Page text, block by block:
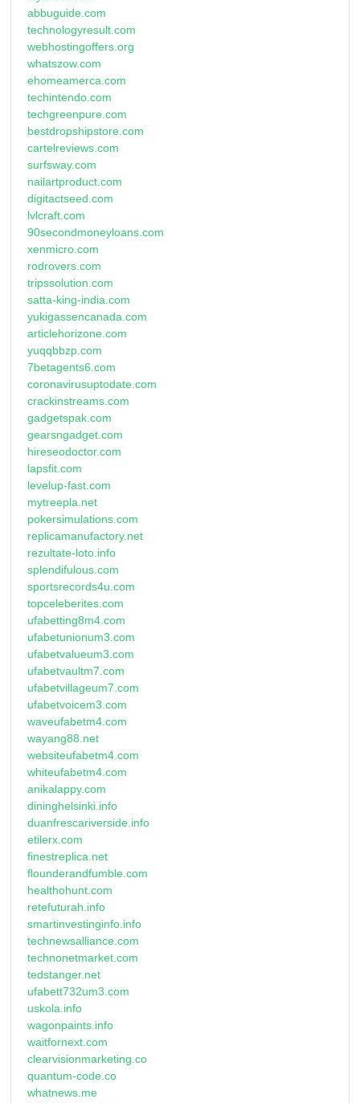
abbuguide.com
technologyresult.com
webhostingoffers.org
whatszow.com
ehomeamerca.com
techintendo.com
techgreenpure.com
bestdropshipstore.com
cartelreviews.com
surfsway.com
nailartproduct.com
digitactseed.com
lvlcraft.com
90secondmoneyloans.com
xenmicro.com
rodrovers.com
tripssolution.com
satta-king-india.com
yukigassencanada.com
articlehorizone.com
yuqqbbzp.com
7betagents6.com
coronavirusuptodate.com
crackinstreams.com
gadgetspak.com
gearsngadget.com
hireseodoctor.com
lapsfit.com
levelup-fast.com
mytreepla.net
pokersimulations.com
replicamanufactory.net
rezultate-loto.info
splendifulous.com
sportsrecords4u.com
topceleberites.com
ufabetting8m4.com
ufabetunionum3.com
ufabetvalueum3.com
ufabetvaultm7.com
ufabetvillageum7.com
ufabetvoicem3.com
waveufabetm4.com
wayang88.net
websiteufabetm4.com
whiteufabetm4.com
anikalappy.com
dininghelsinki.info
duanfrescariverside.info
etilerx.com
finestreplica.net
flounderandfumble.com
healthohunt.com
retefuturah.info
smartinvestinginfo.info
technewsalliance.com
technonetmarket.com
tedstanger.net
ufabett732um3.com
uskola.info
wagonpaints.info
waitfornext.com
clearvisionmarketing.co
quantum-code.co
whatnews.me